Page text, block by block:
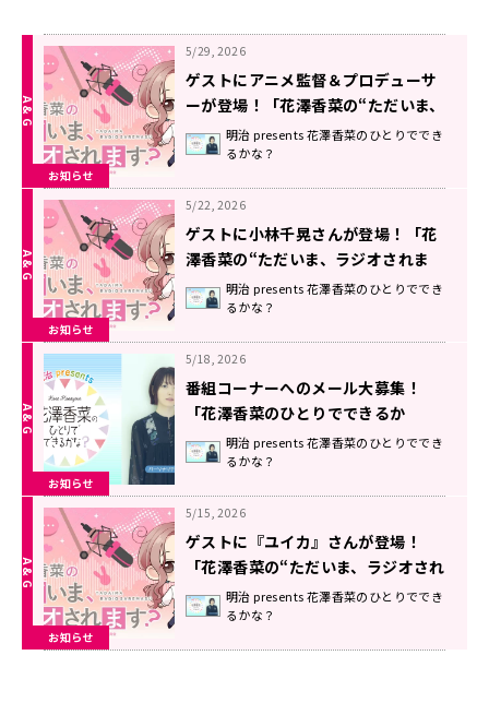
お知らせ
5/29, 2026
ゲストにアニメ監督＆プロデューサ
ーが登場！「花澤香菜の“ただいま、
ラジオされます？”」第16回配信
中！
明治 presents 花澤香菜のひとりででき
るかな？
お知らせ
5/22, 2026
ゲストに小林千晃さんが登場！「花
澤香菜の“ただいま、ラジオされま
す？”」第15回が配信中！
明治 presents 花澤香菜のひとりででき
るかな？
お知らせ
5/18, 2026
番組コーナーへのメール大募集！
「花澤香菜のひとりでできるか
な？」明治 presents 花澤香菜のひとりででき
るかな？
お知らせ
5/15, 2026
ゲストに『ユイカ』さんが登場！
「花澤香菜の“ただいま、ラジオされ
ます？”」第14回が配信中！
明治 presents 花澤香菜のひとりででき
るかな？